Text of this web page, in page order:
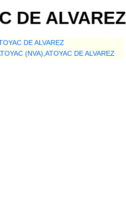
DE ALVAREZ
DE ALVAREZ
(NVA),ATOYAC DE ALVAREZ